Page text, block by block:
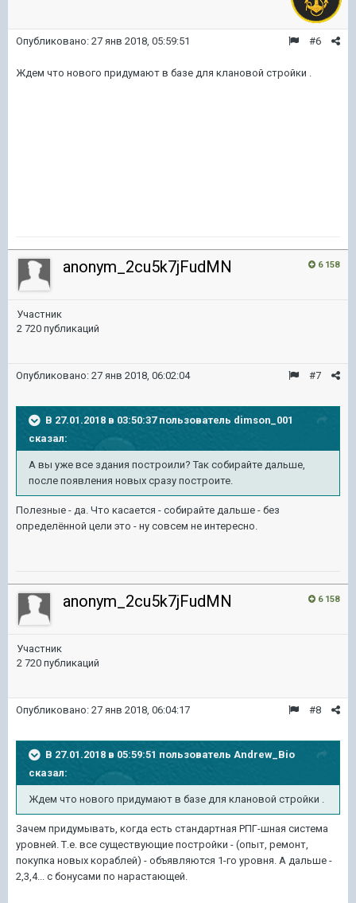
#6
Опубликовано: 27 янв 2018, 05:59:51
Ждем что нового придумают в базе для клановой стройки .
6 158
anonym_2cu5k7jFudMN
Участник
2 720 публикаций
#7
Опубликовано: 27 янв 2018, 06:02:04
В 27.01.2018 в 03:50:37 пользователь dimson_001
сказал:
А вы уже все здания построили? Так собирайте дальше,
после появления новых сразу построите.
Полезные - да. Что касается - собирайте дальше - без
определённой цели это - ну совсем не интересно.
6 158
anonym_2cu5k7jFudMN
Участник
2 720 публикаций
#8
Опубликовано: 27 янв 2018, 06:04:17
В 27.01.2018 в 05:59:51 пользователь Andrew_Bio
сказал:
Ждем что нового придумают в базе для клановой стройки .
Зачем придумывать, когда есть стандартная РПГ-шная система
уровней. Т.е. все существующие постройки - (опыт, ремонт,
покупка новых кораблей) - объявляются 1-го уровня. А дальше -
2,3,4... с бонусами по нарастающей.